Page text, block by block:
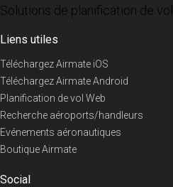
Solutions de planification de vol
Liens utiles
Téléchargez Airmate iOS
Téléchargez Airmate Android
Planification de vol Web
Recherche aéroports/handleurs
Evénements aéronautiques
Boutique Airmate
Social